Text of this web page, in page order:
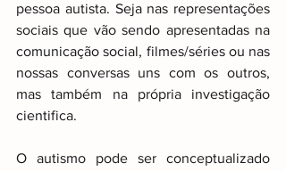
pessoa autista. Seja nas representações
sociais que vão sendo apresentadas na
comunicação social, filmes/séries ou nas
nossas conversas uns com os outros,
mas também na própria investigação
cientifica.
O autismo pode ser conceptualizado